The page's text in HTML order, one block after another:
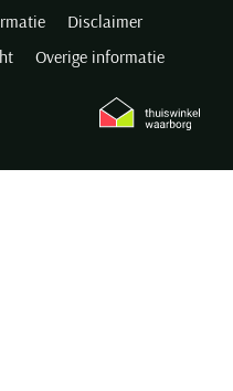
Disclaimer
Overige informatie